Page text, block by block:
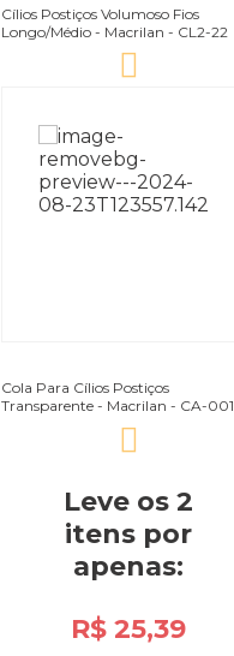
Cílios Postiços Volumoso Fios
Longo/Médio - Macrilan - CL2-22
Cola Para Cílios Postiços
Transparente - Macrilan - CA-001
Leve os 2
itens por
apenas:
R$ 25,39